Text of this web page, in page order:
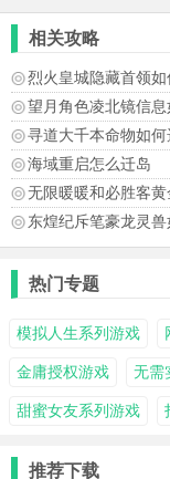
相关攻略
烈火皇城隐藏首领如
望月角色凌北镜信息
寻道大千本命物如何
海域重启怎么迁岛
无限暖暖和必胜客
东煌纪斥笔豪龙灵
热门专题
模拟人生系列游戏
金庸授权游戏 无需
甜蜜女友系列游戏
推荐下载